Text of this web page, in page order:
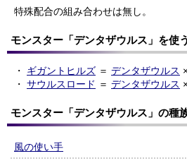
特殊配合の組み合わせは無し。
モンスター「デンタザウルス」を使
・ ギガントヒルズ ＝ デンタザウルス ×
・ サウルスロード ＝ デンタザウルス ×
モンスター「デンタザウルス」の種
風の使い手